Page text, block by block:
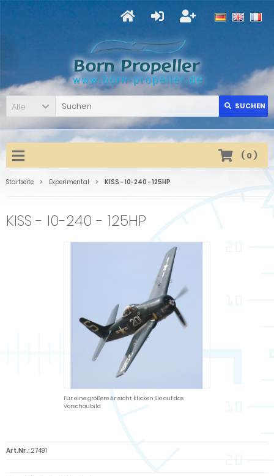
Alle SUCHEN
( 0)
Startseite Experimental KISS - I0-240 - 125HP
KISS - I0-240 - 125HP
Für eine größere Ansicht klicken Sie auf das
Vorschaubild
Art.Nr.: 27491